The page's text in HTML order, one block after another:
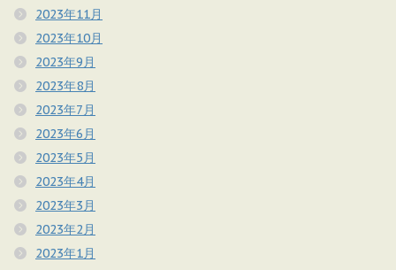
2023年11月
2023年10月
2023年9月
2023年8月
2023年7月
2023年6月
2023年5月
2023年4月
2023年3月
2023年2月
2023年1月